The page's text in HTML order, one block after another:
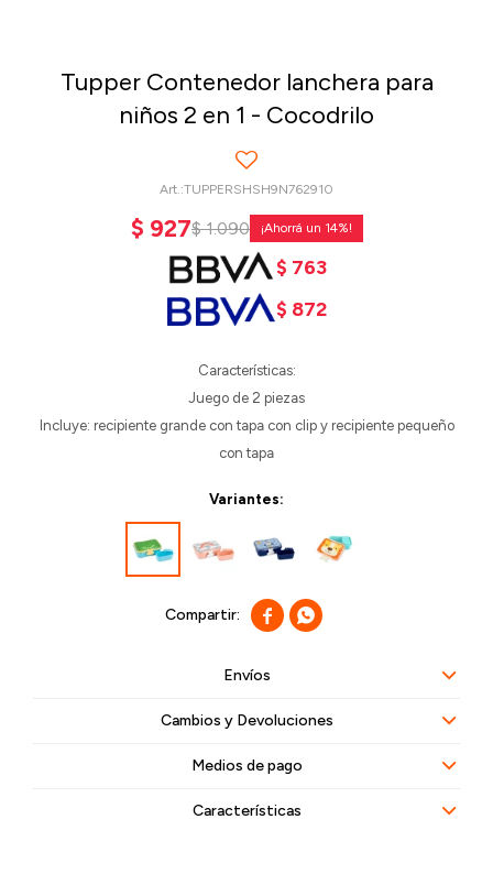
Tupper Contenedor lanchera para
niños 2 en 1 - Cocodrilo
TUPPERSHSH9N762910
$ 927$ 1.090 14
$ 763
$ 872
Características:
Juego de 2 piezas
Incluye: recipiente grande con tapa con clip y recipiente pequeño
con tapa
Variantes:
 
Envíos
Cambios y Devoluciones
Medios de pago
Características